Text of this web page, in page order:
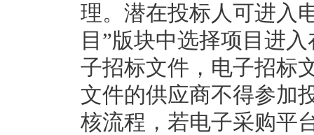
理。潜在投标人可进入
目”版块中选择项目进
子招标文件，电子招标
文件的供应商不得参加
核流程，若电子采购平